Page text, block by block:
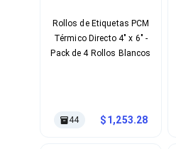
Monitores
Soportes para Monitores
Monitores Portátiles
Memorias RAM y Flash
Memorias RAM para PC
Rollos de Etiquetas PCM
Térmico Directo 4" x 6" -
Pack de 4 Rollos Blancos
44 1,253.28